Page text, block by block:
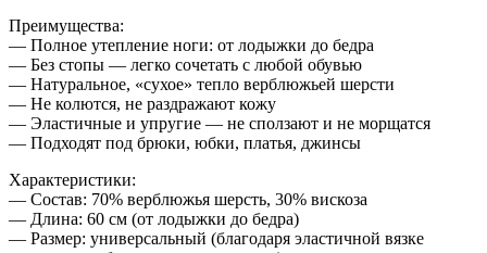
Преимущества:
— Полное утепление ноги: от лодыжки до бедра
— Без стопы — легко сочетать с любой обувью
— Натуральное, «сухое» тепло верблюжьей шерсти
— Не колются, не раздражают кожу
— Эластичные и упругие — не сползают и не морщатся
— Подходят под брюки, юбки, платья, джинсы
Характеристики:
— Состав: 70% верблюжья шерсть, 30% вискоза
— Длина: 60 см (от лодыжки до бедра)
— Размер: универсальный (благодаря эластичной вязке